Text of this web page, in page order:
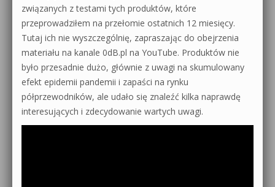
związanych z testami tych produktów, które
przeprowadziłem na przełomie ostatnich 12 miesięcy.
Tutaj ich nie wyszczególnię, zapraszając do obejrzenia
materiału na kanale 0dB.pl na YouTube. Produktów nie
było przesadnie dużo, głównie z uwagi na skumulowany
efekt epidemii pandemii i zapaści na rynku
półprzewodników, ale udało się znaleźć kilka naprawdę
interesujących i zdecydowanie wartych uwagi.